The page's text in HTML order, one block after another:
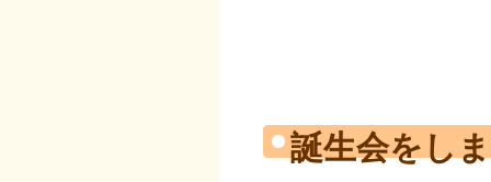
誕生会をし